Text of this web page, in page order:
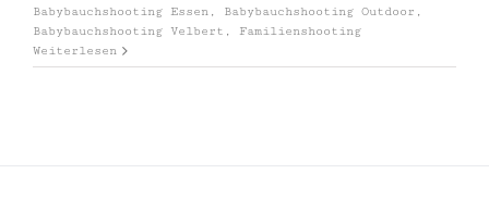
Babybauchshooting Essen , Babybauchshooting Outdoor ,
Babybauchshooting Velbert , Familienshooting
Weiterlesen